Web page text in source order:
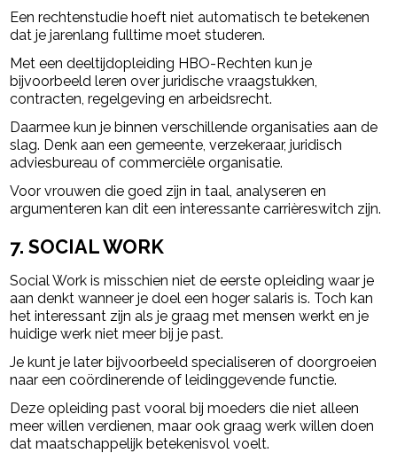
Een rechtenstudie hoeft niet automatisch te betekenen
dat je jarenlang fulltime moet studeren.
Met een deeltijdopleiding HBO-Rechten kun je
bijvoorbeeld leren over juridische vraagstukken,
contracten, regelgeving en arbeidsrecht.
Daarmee kun je binnen verschillende organisaties aan de
slag. Denk aan een gemeente, verzekeraar, juridisch
adviesbureau of commerciële organisatie.
Voor vrouwen die goed zijn in taal, analyseren en
argumenteren kan dit een interessante carrièreswitch zijn.
7. SOCIAL WORK
Social Work is misschien niet de eerste opleiding waar je
aan denkt wanneer je doel een hoger salaris is. Toch kan
het interessant zijn als je graag met mensen werkt en je
huidige werk niet meer bij je past.
Je kunt je later bijvoorbeeld specialiseren of doorgroeien
naar een coördinerende of leidinggevende functie.
Deze opleiding past vooral bij moeders die niet alleen
meer willen verdienen, maar ook graag werk willen doen
dat maatschappelijk betekenisvol voelt.